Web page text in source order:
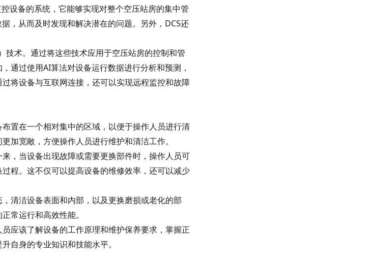
设备的系统，它能够实现对整个空压站房的集中管
，从而及时发现和解决潜在的问题。另外，DCS还
术。通过将这些技术应用于空压站房的控制和管
通过使用AI算法对设备运行数据进行分析和预测，
将设备与互联网连接，还可以实现远程监控和故障
置在一个相对集中的区域，以便于操作人员进行清
加宽敞，方便操作人员进行维护和清洁工作。
，当设备出现故障或需要更换部件时，操作人员可
程。这不仅可以提高设备的维修效率，还可以减少
清洁设备表面和内部，以及更换磨损或老化的部
常运行和高效性能。
应该了解设备的工作原理和维护保养要求，掌握正
自身的专业知识和技能水平。